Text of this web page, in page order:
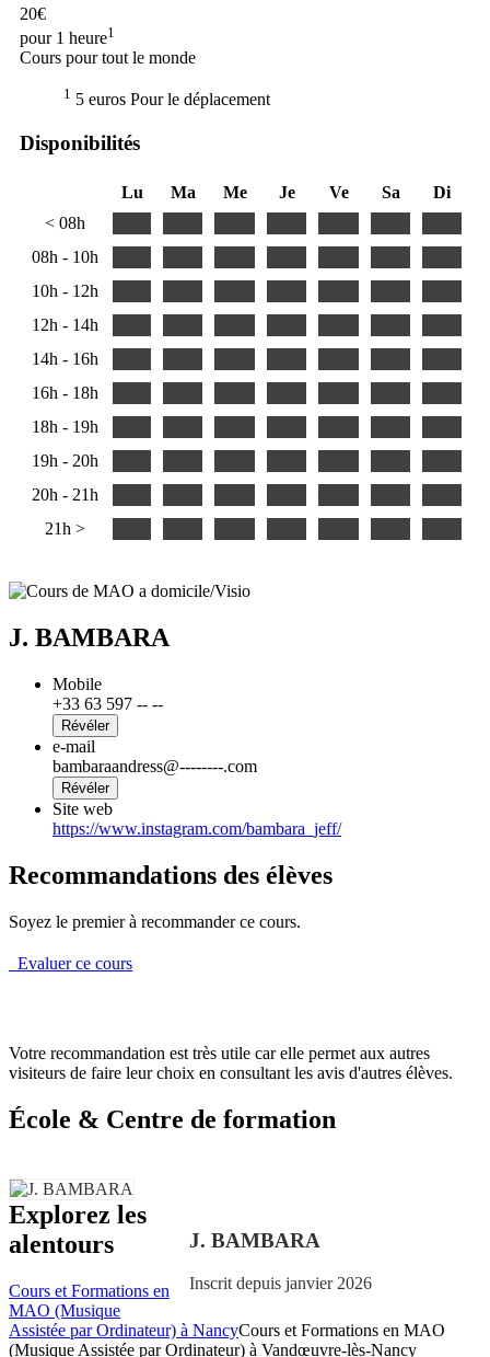
20€
pour 1 heure1
Cours pour tout le monde
1 5 euros Pour le déplacement
Disponibilités
Lu Ma Me Je Ve Sa
Di
< 08h
08h - 10h
10h - 12h
12h - 14h
14h - 16h
16h - 18h
18h - 19h
19h - 20h
20h - 21h
21h >
J. BAMBARA
Mobile
+33 63 597 -- --
Révéler
e-mail
bambaraandress@--------.com
Révéler
Site web
https://www.instagram.com/bambara_jeff/
Recommandations des élèves
Soyez le premier à recommander ce cours.
Evaluer ce cours
Votre recommandation est très utile car elle permet aux autres
visiteurs de faire leur choix en consultant les avis d'autres élèves.
École & Centre de formation
J. BAMBARA
Inscrit depuis janvier 2026
Explorez les
alentours
Cours et Formations en
MAO (Musique
Assistée par Ordinateur) à NancyCours et Formations en MAO
(Musique Assistée par Ordinateur) à Vandœuvre-lès-Nancy